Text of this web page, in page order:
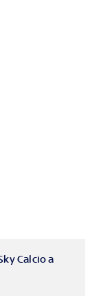
Calcio a